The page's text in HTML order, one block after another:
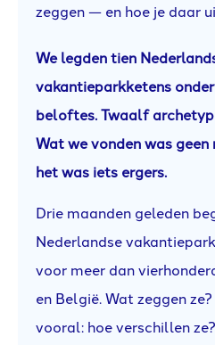
zeggen — en hoe je daar
We legden tien
vakantieparkketens
beloftes. Twaalf
Wat we vonden was
het was iets ergers.
Drie maanden geleden
Nederlandse
voor meer dan
en België. Wat zeggen
vooral: hoe verschillen ze?